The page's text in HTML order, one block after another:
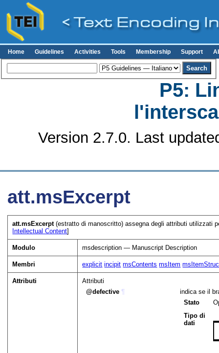
Home Guidelines Activities Tools Membership Support
P5:
Version 2.7.0. Last
att.msExcerpt
att.msExcerpt(estratto di manoscritto) assegna degli attributi utilizzati
Intellectual Content]
Modulo msdescription — Manuscript Description
Membri explicit incipit msContents msItem
Attributi
Attributi
defective ¶
indica se il
Stato
Tipo di
dati